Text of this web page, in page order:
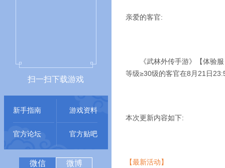
扫一扫下载游戏
新手指南 游戏资料
官方论坛 官方贴吧
微信 微博
亲爱的客官:
《武林外传手游》【体验
等级≥30级的客官在8月21日
本次更新内容如下:
【最新活动】